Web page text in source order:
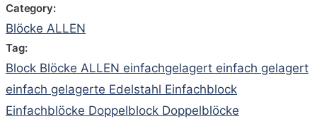
Category:
Blöcke ALLEN
Tag:
Block Blöcke ALLEN einfachgelagert einfach gelagert
einfach gelagerte Edelstahl Einfachblock
Einfachblöcke Doppelblock Doppelblöcke